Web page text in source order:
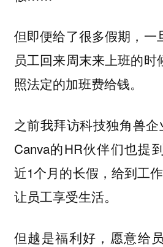
但即便给了很多假期，一
员工回来周末来上班的
照法定的加班费给钱。
之前我拜访科技独角兽企
Canva的HR伙伴们也提
近1个月的长假，给到工
让员工享受生活。
但越是福利好，愿意给